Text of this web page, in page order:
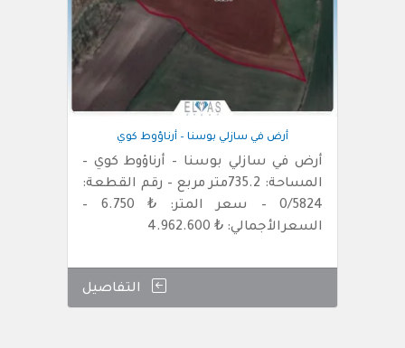
أرض في سازلي بوسنا – أرناؤوط كوي
أرض في سازلي بوسنا – أرناؤوط كوي –
المساحة: 735.2متر مربع – رقم القطعة:
0/5824 – سعر المتر: ₺ 6.750 –
السعرالأجمالي: ₺ 4.962.600
التفاصيل